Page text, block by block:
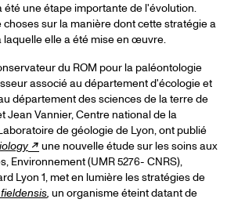
été une étape importante de l'évolution.
choses sur la manière dont cette stratégie a
laquelle elle a été mise en œuvre.
du ROM pour la paléontologie
associé au département d'écologie et
département des sciences de la terre de
Jean Vannier, Centre national de la
de géologie de Lyon, ont publié
une nouvelle étude sur les soins aux
Environnement (UMR 5276- CNRS),
Lyon 1, met en lumière les stratégies de
, un organisme éteint datant de